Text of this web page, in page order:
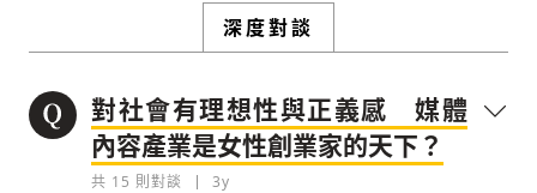
輸入 Email 驗證碼
(十分鐘內有效)
將此文章當作禮物
近期曾送禮給下列會員
您確定要花費 NT49 元
將此文章以禮物的形式送給朋友嗎
深度對談
對社會有理想性與正義感 媒體
內容產業是女性創業家的天下？
共 15 則對談 3y
反對任何型式騷擾：杜絕包含但不限於恐
嚇、髒話、威脅、性暗示等文字
選擇留言文字給平台的使用範疇（皆註記
來源）：
陪你從「科技+人文」視角，深入國際政經脈動
成為付費會員，即可擁有：
✓ 全站深度分析報導文章
✓ 會員專屬 8 折活動報名優惠